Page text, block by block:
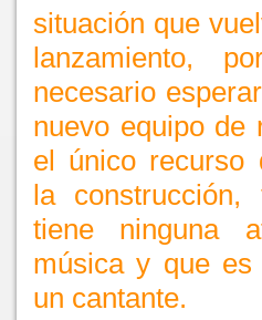
situación que
lanzamiento,
necesario
nuevo equipo de
el único recurso
la
tiene ninguna
música y que es
un cantante.